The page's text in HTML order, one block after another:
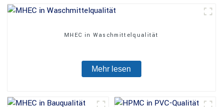
MHEC in Waschmittelqualität
Mehr lesen